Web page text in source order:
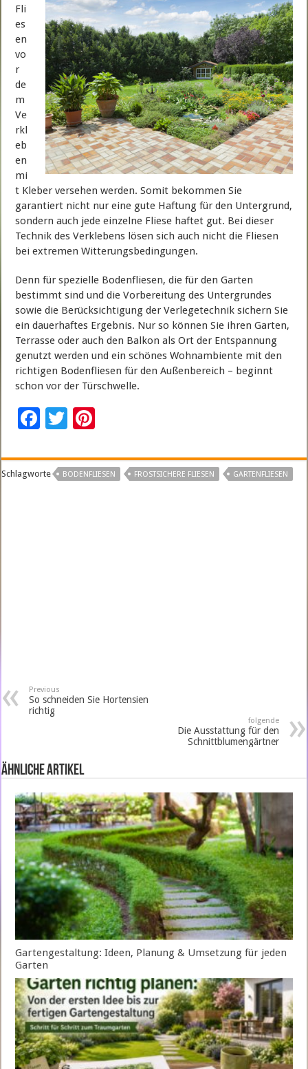
Fli
es
en
vo
r
de
m
Ve
rkl
eb
en
mi
t Kleber versehen werden. Somit bekommen Sie
garantiert nicht nur eine gute Haftung für den Untergrund,
sondern auch jede einzelne Fliese haftet gut. Bei dieser
Technik des Verklebens lösen sich auch nicht die Fliesen
bei extremen Witterungsbedingungen.
Denn für spezielle Bodenfliesen, die für den Garten
bestimmt sind und die Vorbereitung des Untergrundes
sowie die Berücksichtigung der Verlegetechnik sichern Sie
ein dauerhaftes Ergebnis. Nur so können Sie ihren Garten,
Terrasse oder auch den Balkon als Ort der Entspannung
genutzt werden und ein schönes Wohnambiente mit den
richtigen Bodenfliesen für den Außenbereich – beginnt
schon vor der Türschwelle.
F
e
b
T
tt
er
er
es
Schlagworte BODENFLIESEN FROSTSICHERE FLIESEN GARTENFLIESEN
Previous
So schneiden Sie Hortensien
richtig
folgende
Die Ausstattung für den
Schnittblumengärtner
ähnliche Artikel
Gartengestaltung: Ideen, Planung & Umsetzung für jeden
Garten